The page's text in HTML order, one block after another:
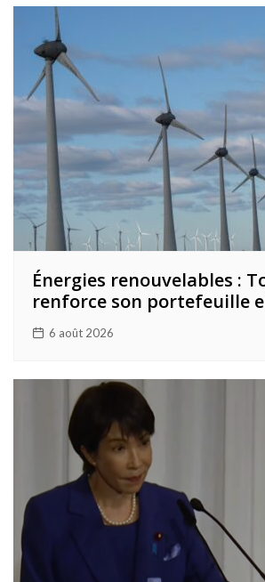
Énergies renouvelables :
renforce son portefeuille
6 août 2026